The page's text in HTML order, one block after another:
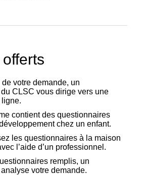
votre demande, un
CLSC vous dirige vers une
ligne.
contient des questionnaires
chez un enfant.
les questionnaires à la maison
l’aide d’un professionnel.
remplis, un
votre demande.